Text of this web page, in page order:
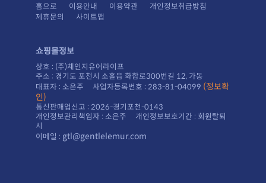
홈으로 이용안내 이용약관
개인정보취급방침
제휴문의
사이트맵
쇼핑몰정보
상호 : (주)체인지유어라이프
주소 : 경기도 포천시 소홀읍 화합로300번길 12, 가동
대표자 : 소은주 사업자등록번호 : 283-81-04099
인)
통신판매업신고 : 2026-경기포천-0143
시
이메일 : gtl@gentlelemur.com